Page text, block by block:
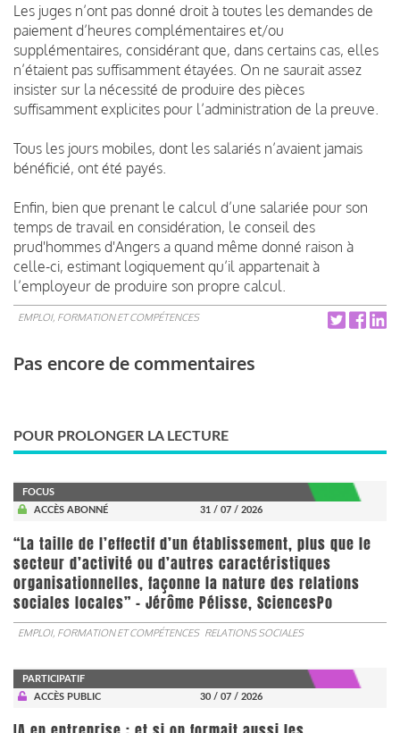
Les juges n’ont pas donné droit à toutes les demandes de
paiement d’heures complémentaires et/ou
supplémentaires, considérant que, dans certains cas, elles
n’étaient pas suffisamment étayées. On ne saurait assez
insister sur la nécessité de produire des pièces
suffisamment explicites pour l’administration de la preuve.
Tous les jours mobiles, dont les salariés n’avaient jamais
bénéficié, ont été payés.
Enfin, bien que prenant le calcul d’une salariée pour son
temps de travail en considération, le conseil des
prud'hommes d'Angers a quand même donné raison à
celle-ci, estimant logiquement qu’il appartenait à
l’employeur de produire son propre calcul.
EMPLOI, FORMATION ET COMPÉTENCES
Pas encore de commentaires
POUR PROLONGER LA LECTURE
FOCUS
ACCÈS ABONNÉ
31 / 07 / 2026
“La taille de l’effectif d’un établissement, plus que le
secteur d’activité ou d’autres caractéristiques
organisationnelles, façonne la nature des relations
sociales locales” - Jérôme Pélisse, SciencesPo
EMPLOI, FORMATION ET COMPÉTENCES RELATIONS SOCIALES
PARTICIPATIF
ACCÈS PUBLIC
30 / 07 / 2026